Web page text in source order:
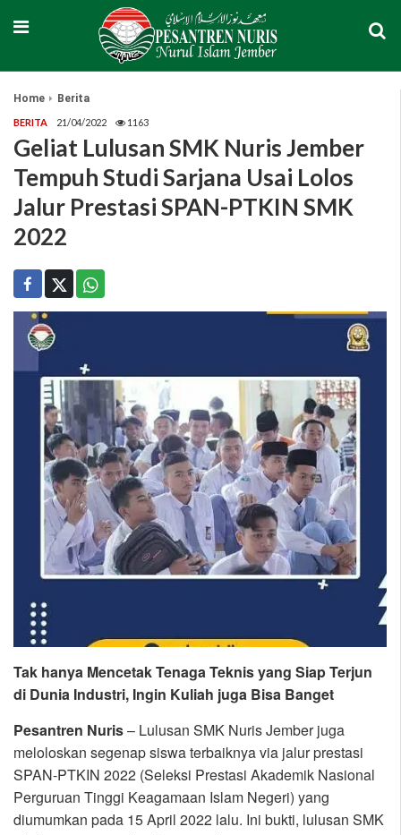
Home Berita
BERITA 21/04/2022 1163
Geliat Lulusan SMK Nuris Jember
Tempuh Studi Sarjana Usai Lolos
Jalur Prestasi SPAN-PTKIN SMK
2022
Tak hanya Mencetak Tenaga Teknis yang Siap Terjun
di Dunia Industri, Ingin Kuliah juga Bisa Banget
Pesantren Nuris– Lulusan SMK Nuris Jember juga
meloloskan segenap siswa terbaiknya via jalur prestasi
SPAN-PTKIN 2022 (Seleksi Prestasi Akademik Nasional
Perguruan Tinggi Keagamaan Islam Negeri) yang
diumumkan pada 15 April 2022 lalu. Ini bukti, lulusan SMK